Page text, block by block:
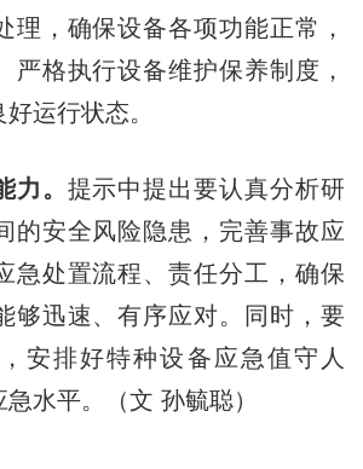
理，确保设备各项功能正常，
严格执行设备维护保养制度，
运行状态。
力。 提示中提出要认真分析研
的安全风险隐患，完善事故应
急处置流程、责任分工，确保
够迅速、有序应对。同时，要
安排好特种设备应急值守人
水平。（文 孙毓聪）